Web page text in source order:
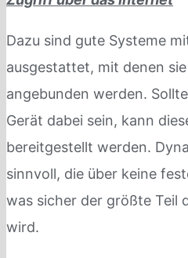
Dazu sind gute Systeme
ausgestattet, mit denen
angebunden werden.
Gerät dabei sein, kann
bereitgestellt werden.
sinnvoll, die über keine
was sicher der größte Teil
wird.